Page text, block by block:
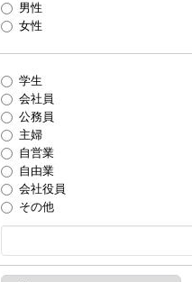
男性
女性
学生
会社員
公務員
主婦
自営業
自由業
会社役員
その他